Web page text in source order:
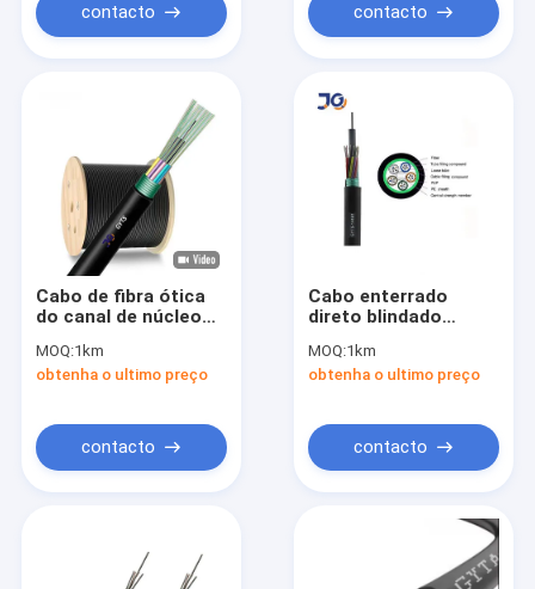
contacto contacto
Cabo de fibra ótica
do canal de núcleo
núcleo 36 do núcleo
24 de GYTS 18
MOQ:1km
obtenha o ultimo preço
contacto
Cabo enterrado
direto blindado
fraca do tubo
MOQ:1km
obtenha o ultimo preço
contacto